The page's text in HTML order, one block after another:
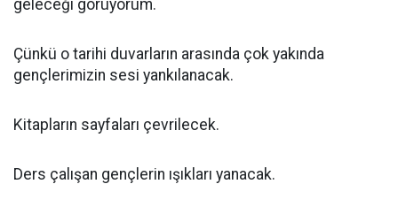
geleceği görüyorum.
Çünkü o tarihi duvarların arasında çok yakında
gençlerimizin sesi yankılanacak.
Kitapların sayfaları çevrilecek.
Ders çalışan gençlerin ışıkları yanacak.